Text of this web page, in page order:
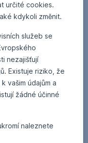
určité cookies.
kdykoli změnit.
služeb se
nezajišťují
Existuje riziko, že
vašim údajům a
žádné účinné
naleznete